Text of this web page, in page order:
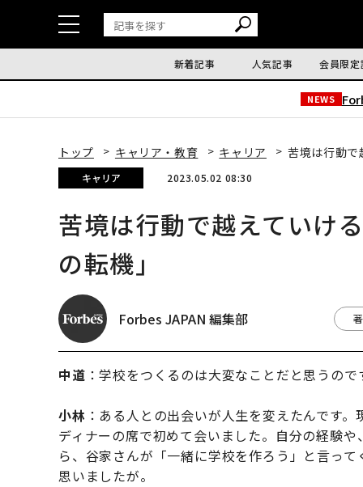
新着記事 人気記事 会員限定
NEWS
トップ キャリア・教育 キャリア 苦境は行動
キャリア 2023.05.02 08:30
苦境は行動で越えていけ
の転機」
Forbes JAPAN 編集部
中道 ：学校をつくるのは大変なことだと思うの
小林 ：ある人との出会いが人生を変えたんです
ディナーの席で初めて会いました。自分の経験
ら、谷家さんが「一緒に学校を作ろう」と言っ
思いましたが。